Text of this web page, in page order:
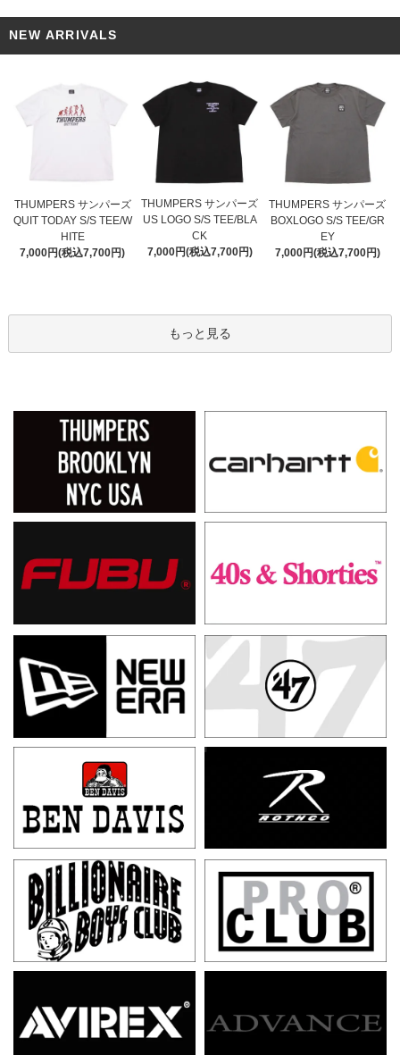
NEW ARRIVALS
THUMPERS サンパーズ
QUIT TODAY S/S TEE/W
HITE
7,000円(税込7,700円)
THUMPERS サンパーズ
US LOGO S/S TEE/BLA
CK
7,000円(税込7,700円)
THUMPERS サンパーズ
BOXLOGO S/S TEE/GR
EY
7,000円(税込7,700円)
もっと見る